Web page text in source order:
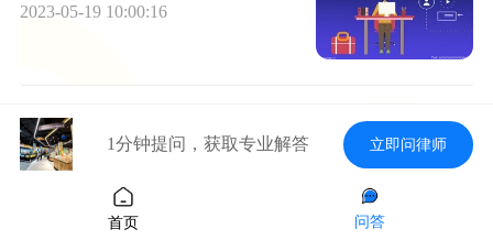
2023-05-19 10:00:16
全球视讯！最新北海市各劳动监
察大队地址及咨询电话名单一览
2023-05-19 10:00:16
1分钟提问，获取专业解答 立即问律师
首页 问答